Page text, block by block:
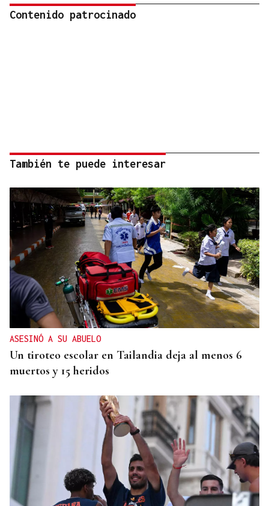
Contenido patrocinado
También te puede interesar
ASESINÓ A SU ABUELO
Un tiroteo escolar en Tailandia deja al menos 6
muertos y 15 heridos